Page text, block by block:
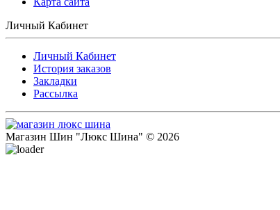
Личный Кабинет
Личный Кабинет
История заказов
Закладки
Рассылка
Магазин Шин "Люкс Шина" © 2026